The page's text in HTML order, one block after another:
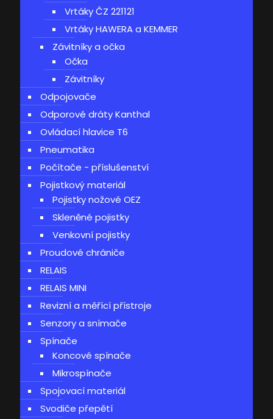
Vrtáky ČZ 221121
Vrtáky HAWERA a KEMMER
Závitníky a očka
Očka
Závitníky
Odpojovače
Odporové dráty Kanthal
Ovládací hlavice T6
Pneumatika
Počítače - příslušenství
Pojistkový materiál
Pojistky nožové OEZ
Skleněné pojistky
Venkovní pojistky
Proudové chrániče
RELAIS
RELAIS MINI
Revizní a měřící přístroje
Senzory a snímače
Spínače
Koncové spínače
Mikrospínače
Spojovací materiál
Svodiče přepětí